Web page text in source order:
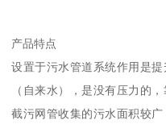
产品特点
设置于污水管道系统作用是
（自来水），是没有压力的
截污网管收集的污水面积较